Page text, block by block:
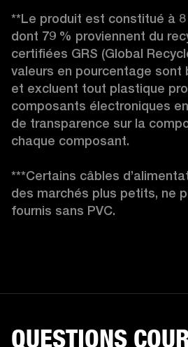
**Le produit est constitué à
dont 79 % proviennent du
certifiées GRS (Global
valeurs en pourcentage sont
et excluent tout plastique
composants électroniques
de transparence sur la
chaque composant.
***Certains câbles
des marchés plus petits, ne
fournis sans PVC.
QUESTIONS